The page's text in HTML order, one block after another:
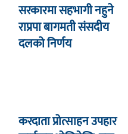
सरकारमा सहभागी नहुने
राप्रपा बागमती संसदीय
दलको निर्णय
करदाता प्रोत्साहन उपहार